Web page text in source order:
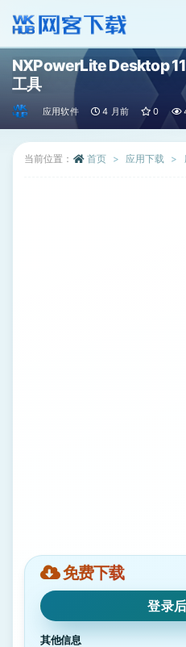
NXPowerLite Desktop
工具
应用软件 4 月前 0
当前位置： 首页 应用下载
免费下载
登录
其他信息
全部